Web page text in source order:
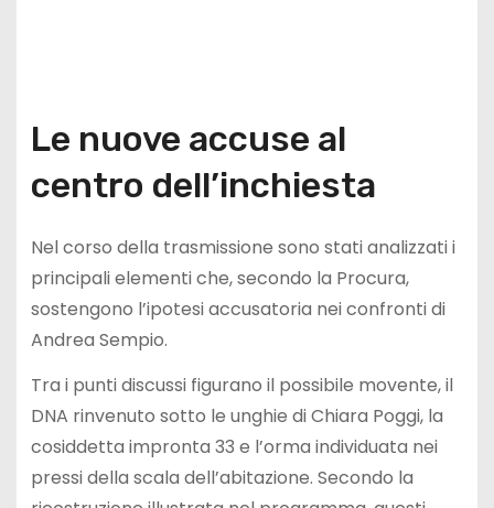
Le nuove accuse al
centro dell’inchiesta
Nel corso della trasmissione sono stati analizzati i
principali elementi che, secondo la Procura,
sostengono l’ipotesi accusatoria nei confronti di
Andrea Sempio.
Tra i punti discussi figurano il possibile movente, il
DNA rinvenuto sotto le unghie di Chiara Poggi, la
cosiddetta impronta 33 e l’orma individuata nei
pressi della scala dell’abitazione. Secondo la